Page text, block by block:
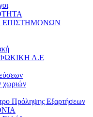
ΕΠΙΣΤΗΜΟΝΩΝ
Α.Ε
χωριών
Πρόληψης Εξαρτήσεων